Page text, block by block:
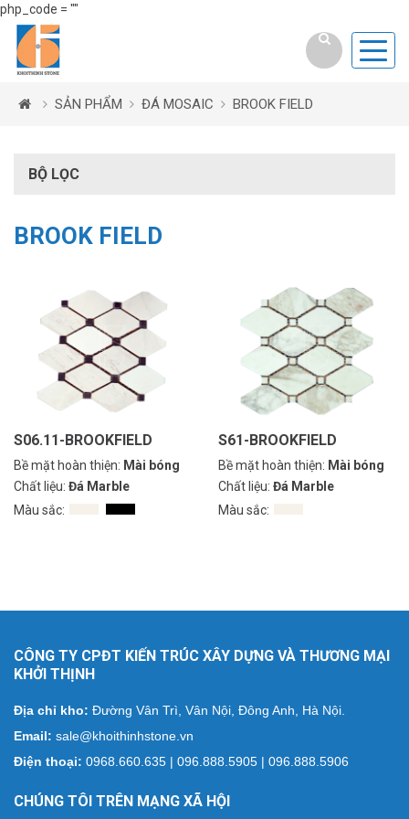
php_code = ""
SẢN PHẨM ĐÁ MOSAIC BROOK FIELD
BỘ LỌC
BROOK FIELD
S06.11-BROOKFIELD
Bề mặt hoàn thiện: Mài bóng
Chất liệu: Đá Marble
Màu sắc:
S61-BROOKFIELD
Bề mặt hoàn thiện: Mài bóng
Chất liệu: Đá Marble
Màu sắc:
CÔNG TY CPĐT KIẾN TRÚC XÂY DỰNG VÀ THƯƠNG MẠI
KHỞI THỊNH
Địa chỉ kho: Đường Vân Trì, Vân Nội, Đông Anh, Hà Nội.
Email: sale@khoithinhstone.vn
Điện thoại: 0968.660.635 | 096.888.5905 | 096.888.5906
CHÚNG TÔI TRÊN MẠNG XÃ HỘI